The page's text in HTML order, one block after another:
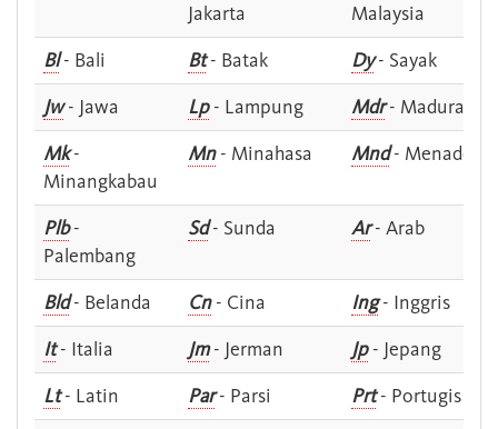
Jakarta
Malaysia
Bl- Bali Bt- Batak Dy- Sayak
Jw- Jawa Lp- Lampung Mdr- Madura
Mk-
Minangkabau
Mn- Minahasa Mnd- Menado
Plb-
Palembang
Sd- Sunda Ar- Arab
Bld- Belanda Cn- Cina Ing- Inggris
It- Italia Jm- Jerman Jp- Jepang
Lt- Latin Par- Parsi Prt- Portugis